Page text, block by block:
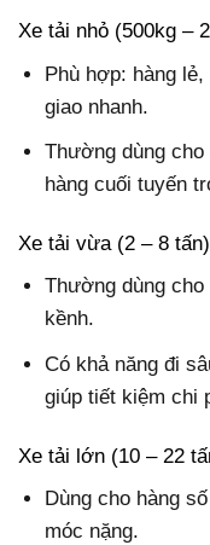
Xe tải nhỏ (500kg –
Phù hợp: hàng
giao nhanh.
Thường dùng
hàng cuối tuyến
Xe tải vừa (2 – 8 tấn)
Thường dùng cho
kềnh.
Có khả năng đi
giúp tiết kiệm chi
Xe tải lớn (10 – 22
Dùng cho hàng
móc nặng.